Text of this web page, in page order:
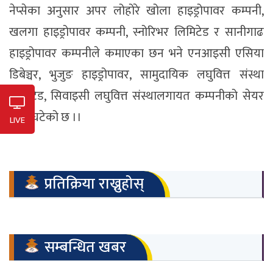
नेप्सेका अनुसार अपर लोहोरे खोला हाइड्रोपावर कम्पनी,
खलगा हाइड्रोपावर कम्पनी, स्नोरिभर लिमिटेड र सानीगाढ
हाइड्रोपावर कम्पनीले कमाएका छन भने एनआइसी एसिया
डिबेञ्चर, भुजुङ हाइड्रोपावर, सामुदायिक लघुवित्त संस्था
लिमिटेड, सिवाइसी लघुवित्त संस्थालगायत कम्पनीको सेयर
मूल्य घटेको छ ।।
प्रतिक्रिया राख्नुहोस्
सम्बन्धित खबर
LIVE